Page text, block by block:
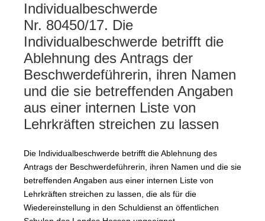
Individualbeschwerde
Nr. 80450/17. Die
Individualbeschwerde betrifft die
Ablehnung des Antrags der
Beschwerdeführerin, ihren Namen
und die sie betreffenden Angaben
aus einer internen Liste von
Lehrkräften streichen zu lassen
Die Individualbeschwerde betrifft die Ablehnung des
Antrags der Beschwerdeführerin, ihren Namen und die sie
betreffenden Angaben aus einer internen Liste von
Lehrkräften streichen zu lassen, die als für die
Wiedereinstellung in den Schuldienst an öffentlichen